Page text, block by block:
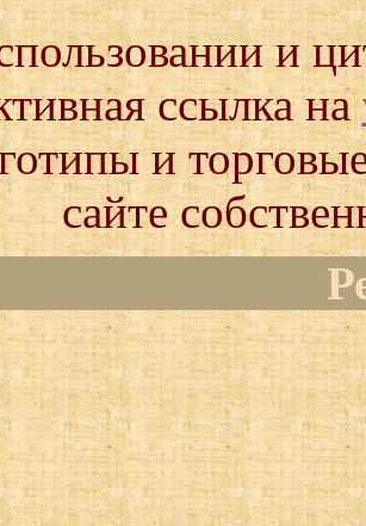
и
ссылка на
и
сайте